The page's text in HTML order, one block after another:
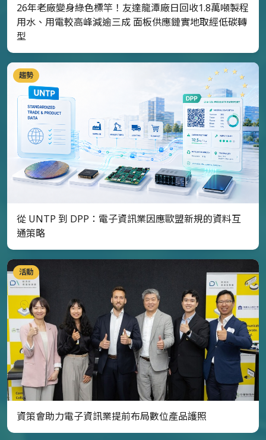
26年老廠變身綠色標竿！友達龍潭廠日回收1.8萬噸製程
用水、用電較高峰減逾三成 面板供應鏈實地取經低碳轉
型
趨勢
從 UNTP 到 DPP：電子資訊業因應歐盟新規的資料互
通策略
活動
資策會助力電子資訊業提前布局數位產品護照